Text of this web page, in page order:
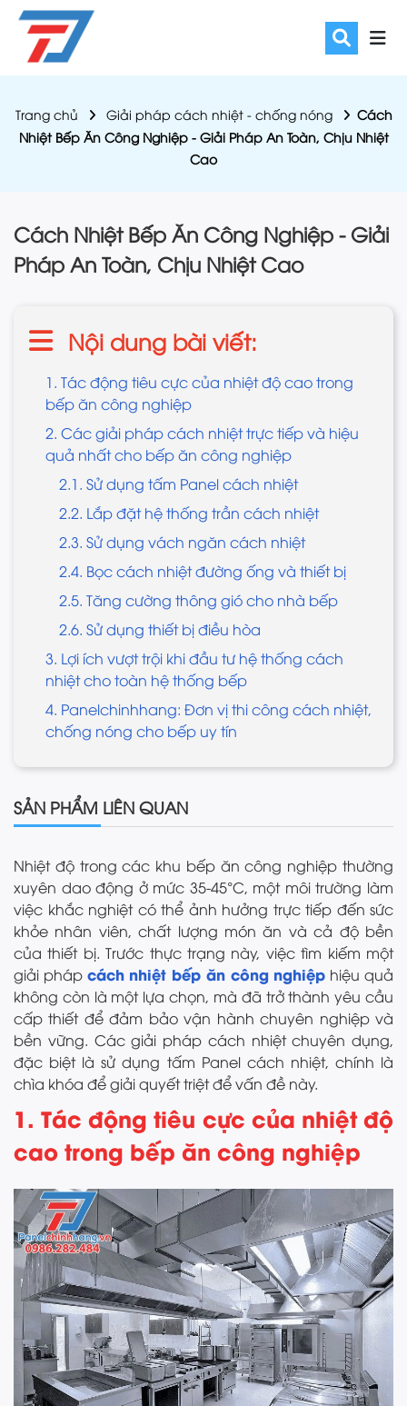
Trang chủ Giải pháp cách nhiệt - chống nóng
Cách
Nhiệt Bếp Ăn Công Nghiệp - Giải Pháp An Toàn, Chịu Nhiệt
Cao
Cách Nhiệt Bếp Ăn Công Nghiệp - Giải
Pháp An Toàn, Chịu Nhiệt Cao
Nội dung bài viết:
1. Tác động tiêu cực của nhiệt độ cao trong
bếp ăn công nghiệp
2. Các giải pháp cách nhiệt trực tiếp và hiệu
quả nhất cho bếp ăn công nghiệp
2.1. Sử dụng tấm Panel cách nhiệt
2.2. Lắp đặt hệ thống trần cách nhiệt
2.3. Sử dụng vách ngăn cách nhiệt
2.4. Bọc cách nhiệt đường ống và thiết bị
2.5. Tăng cường thông gió cho nhà bếp
2.6. Sử dụng thiết bị điều hòa
3. Lợi ích vượt trội khi đầu tư hệ thống cách
nhiệt cho toàn hệ thống bếp
4. Panelchinhhang: Đơn vị thi công cách nhiệt,
chống nóng cho bếp uy tín
SẢN PHẨM LIÊN QUAN
Nhiệt độ trong các khu bếp ăn công nghiệp thường
xuyên dao động ở mức 35-45°C, một môi trường làm
việc khắc nghiệt có thể ảnh hưởng trực tiếp đến sức
khỏe nhân viên, chất lượng món ăn và cả độ bền
của thiết bị. Trước thực trạng này, việc tìm kiếm một
giải pháp cách nhiệt bếp ăn công nghiệp hiệu quả
không còn là một lựa chọn, mà đã trở thành yêu cầu
cấp thiết để đảm bảo vận hành chuyên nghiệp và
bền vững. Các giải pháp cách nhiệt chuyên dụng,
đặc biệt là sử dụng tấm Panel cách nhiệt, chính là
chìa khóa để giải quyết triệt để vấn đề này.
1. Tác động tiêu cực của nhiệt độ
cao trong bếp ăn công nghiệp